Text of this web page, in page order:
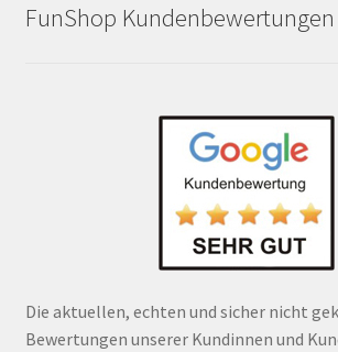
FunShop Kundenbewertungen
Die aktuellen, echten und sicher nicht
Bewertungen unserer Kundinnen und